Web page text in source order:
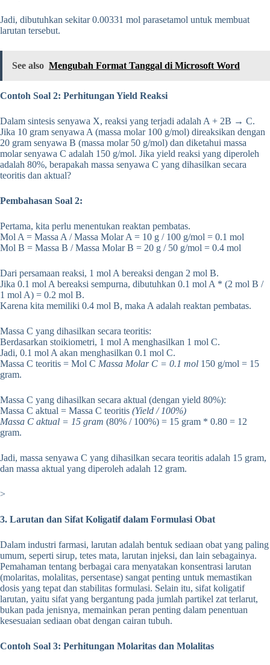
Jadi, dibutuhkan sekitar 0.00331 mol parasetamol untuk membuat
larutan tersebut.
See also Mengubah Format Tanggal di Microsoft Word
Contoh Soal 2: Perhitungan Yield Reaksi
Dalam sintesis senyawa X, reaksi yang terjadi adalah A + 2B → C.
Jika 10 gram senyawa A (massa molar 100 g/mol) direaksikan dengan
20 gram senyawa B (massa molar 50 g/mol) dan diketahui massa
molar senyawa C adalah 150 g/mol. Jika yield reaksi yang diperoleh
adalah 80%, berapakah massa senyawa C yang dihasilkan secara
teoritis dan aktual?
Pembahasan Soal 2:
Pertama, kita perlu menentukan reaktan pembatas.
Mol A = Massa A / Massa Molar A = 10 g / 100 g/mol = 0.1 mol
Mol B = Massa B / Massa Molar B = 20 g / 50 g/mol = 0.4 mol
Dari persamaan reaksi, 1 mol A bereaksi dengan 2 mol B.
Jika 0.1 mol A bereaksi sempurna, dibutuhkan 0.1 mol A * (2 mol B /
1 mol A) = 0.2 mol B.
Karena kita memiliki 0.4 mol B, maka A adalah reaktan pembatas.
Massa C yang dihasilkan secara teoritis:
Berdasarkan stoikiometri, 1 mol A menghasilkan 1 mol C.
Jadi, 0.1 mol A akan menghasilkan 0.1 mol C.
Massa C teoritis = Mol C Massa Molar C = 0.1 mol 150 g/mol = 15
gram.
Massa C yang dihasilkan secara aktual (dengan yield 80%):
Massa C aktual = Massa C teoritis (Yield / 100%)
Massa C aktual = 15 gram (80% / 100%) = 15 gram * 0.80 = 12
gram.
Jadi, massa senyawa C yang dihasilkan secara teoritis adalah 15 gram,
dan massa aktual yang diperoleh adalah 12 gram.
>
3. Larutan dan Sifat Koligatif dalam Formulasi Obat
Dalam industri farmasi, larutan adalah bentuk sediaan obat yang paling
umum, seperti sirup, tetes mata, larutan injeksi, dan lain sebagainya.
Pemahaman tentang berbagai cara menyatakan konsentrasi larutan
(molaritas, molalitas, persentase) sangat penting untuk memastikan
dosis yang tepat dan stabilitas formulasi. Selain itu, sifat koligatif
larutan, yaitu sifat yang bergantung pada jumlah partikel zat terlarut,
bukan pada jenisnya, memainkan peran penting dalam penentuan
kesesuaian sediaan obat dengan cairan tubuh.
Contoh Soal 3: Perhitungan Molaritas dan Molalitas